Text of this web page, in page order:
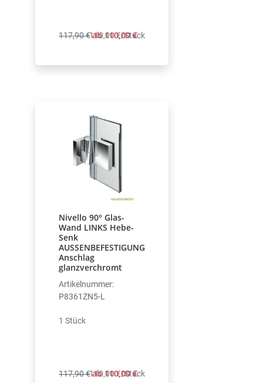
117,90 €ab 110,00 €
110,00 €/Stück
Nivello 90° Glas-
Wand LINKS Hebe-
Senk
AUSSENBEFESTIGUNG
Anschlag
glanzverchromt
Artikelnummer:
P8361ZN5-L
117,90 €ab 110,00 €
110,00 €/Stück
1 Stück